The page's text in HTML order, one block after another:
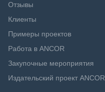
Отзывы
Клиенты
Примеры проектов
Работа в ANCOR
Закупочные мероприятия
Издательский проект ANCOR